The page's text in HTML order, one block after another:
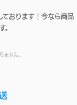
ております！今なら商品
。
ません。